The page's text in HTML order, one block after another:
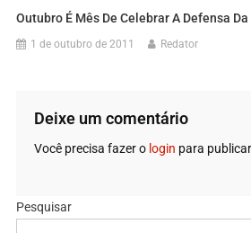
Outubro É Mês De Celebrar A Defensa
1 de outubro de 2011 Redator
Deixe um comentário
Você precisa fazer o login para
Pesquisar